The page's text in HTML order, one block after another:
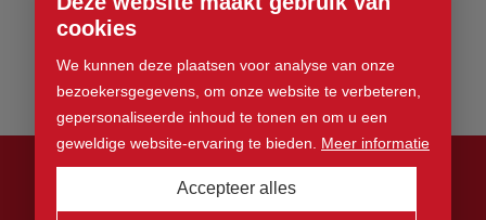
cookies
We kunnen deze plaatsen voor analyse van onze
bezoekersgegevens, om onze website te verbeteren,
gepersonaliseerde inhoud te tonen en om u een
geweldige website-ervaring te bieden. Meer informatie
Accepteer alles
© 2026 Wild Store. Alle rechten voorbehouden